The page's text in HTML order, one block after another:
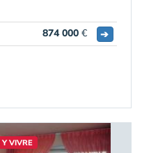
874 000 € ➔
Y VIVRE